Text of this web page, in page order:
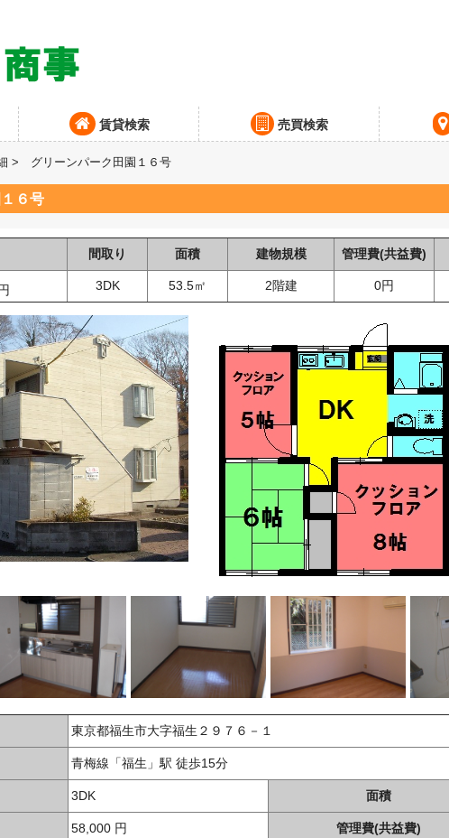
賃貸検索 売買検索
> グリーンパーク田園１６号
６号
間取り 面積 建物規模 管理費(共益費)
3DK 53.5㎡ 2階建 0円
東京都福生市大字福生２９７６－１
青梅線「福生」駅 徒歩15分
3DK 面積
58,000 円 管理費(共益費)